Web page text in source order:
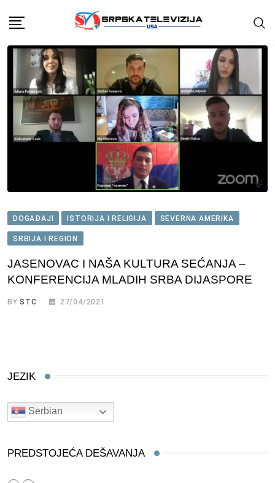
content
DOGAĐAJI ISTORIJA I RELIGIJA SEVERNA AMERIKA
SRBIJA I REGION
JASENOVAC I NAŠA KULTURA SEĆANJA –
KONFERENCIJA MLADIH SRBA DIJASPORE
BYSTC 27/04/2021
JEZIK
Serbian
PREDSTOJEĆA DEŠAVANJA